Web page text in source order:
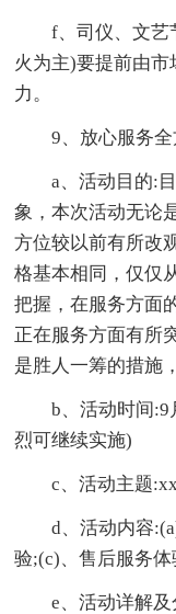
f、司仪、文艺
火为主)要提前由
力。
9、放心服务
a、活动目的:
象，本次活动无论
方位较以前有所改
格基本相同，仅仅
把握，在服务方面
正在服务方面有所
是胜人一筹的措施
b、活动时间
烈可继续实施)
c、活动主题
d、活动内容
验;(c)、售后服务体
e、活动详解及